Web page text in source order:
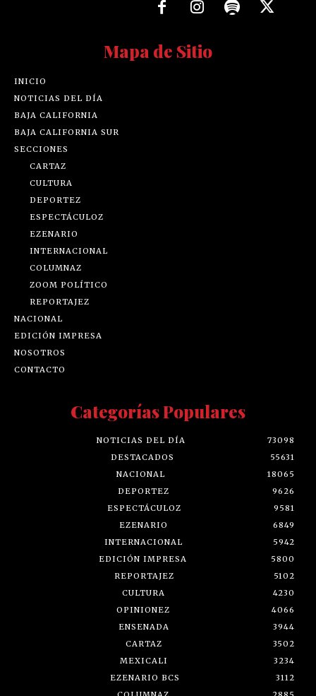
Mapa de Sitio
INICIO
NOTICIAS DEL DÍA
BAJA CALIFORNIA
BAJA CALIFORNIA SUR
SECCIONES
CARTAZ
CULTURA
DEPORTEZ
ESPECTÁCULOZ
EZENARIO
INTERNACIONAL
COLUMNAZ
ZOOM POLÍTICO
REPORTAJEZ
NACIONAL
EDICIÓN IMPRESA
NOSOTROS
CONTACTO
Categorías Populares
NOTICIAS DEL DÍA
73098
DESTACADOS
55631
NACIONAL
18065
DEPORTEZ
9626
ESPECTÁCULOZ
9581
EZENARIO
6849
INTERNACIONAL
5942
EDICIÓN IMPRESA
5800
REPORTAJEZ
5102
CULTURA
4230
OPINIONEZ
4066
ENSENADA
3944
CARTAZ
3502
MEXICALI
3234
EZENARIO BCS
3112